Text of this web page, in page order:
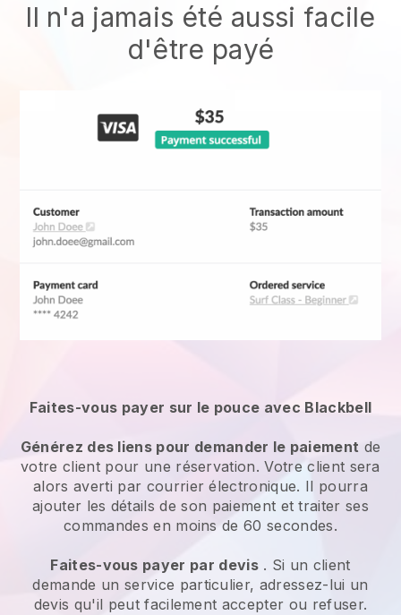
Il n'a jamais été aussi facile
d'être payé
Faites-vous payer sur le pouce avec Blackbell
Générez des liens pour demander le paiement de
votre client pour une réservation. Votre client sera
alors averti par courrier électronique. Il pourra
ajouter les détails de son paiement et traiter ses
commandes en moins de 60 secondes.
Faites-vous payer par devis. Si un client
demande un service particulier, adressez-lui un
devis qu'il peut facilement accepter ou refuser.